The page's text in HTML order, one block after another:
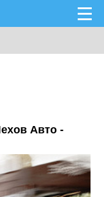
Авто -